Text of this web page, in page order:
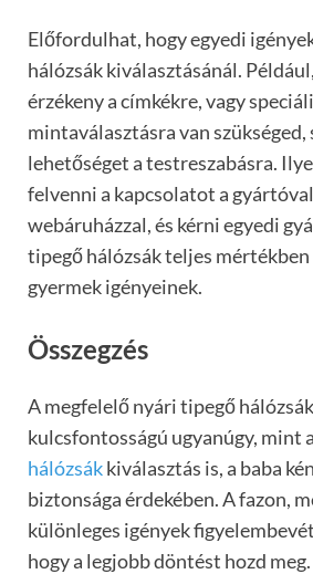
Előfordulhat, hogy egyedi
hálózsák kiválasztásánál.
érzékeny a címkékre, vagy
mintaválasztásra van
lehetőséget a testreszabásra.
felvenni a kapcsolatot a
webáruházzal, és kérni egyedi
tipegő hálózsák teljes
gyermek igényeinek.
Összegzés
A megfelelő nyári tipegő
kulcsfontosságú ugyanúgy, mint a
hálózsákkiválasztás is, a baba
biztonsága érdekében. A fazon,
különleges igények
hogy a legjobb döntést hozd